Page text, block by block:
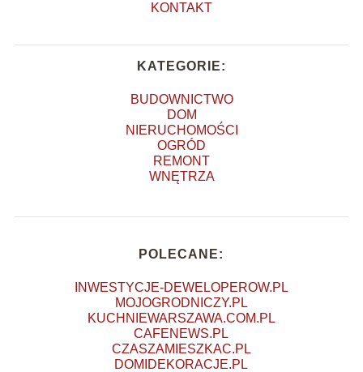
KONTAKT
KATEGORIE:
BUDOWNICTWO
DOM
NIERUCHOMOŚCI
OGRÓD
REMONT
WNĘTRZA
POLECANE:
INWESTYCJE-DEWELOPEROW.PL
MOJOGRODNICZY.PL
KUCHNIEWARSZAWA.COM.PL
CAFENEWS.PL
CZASZAMIESZKAC.PL
DOMIDEKORACJE.PL